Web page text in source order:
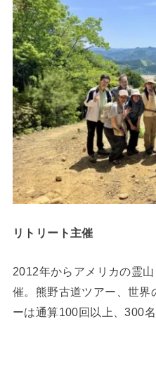
リトリート主催
2012年からアメリカの霊
催。熊野古道ツアー、世界
ーは通算100回以上、300